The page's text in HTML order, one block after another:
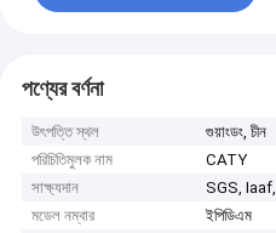
পণ্যের বর্ণনা
উৎপত্তি স্থল
গুয়াংডং, চীন
পরিচিতিমুলক নাম
CATY
সাক্ষ্যদান
SGS,
মডেল নম্বার
ইপিডিএম